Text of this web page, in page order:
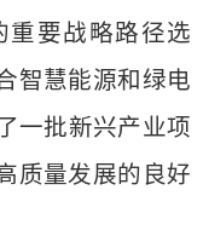
重要战略路径选
智慧能源和绿电
一批新兴产业项
质量发展的良好